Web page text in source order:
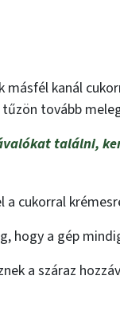
kanál
tovább
találni,
cukorral
hogy a gép
a száraz